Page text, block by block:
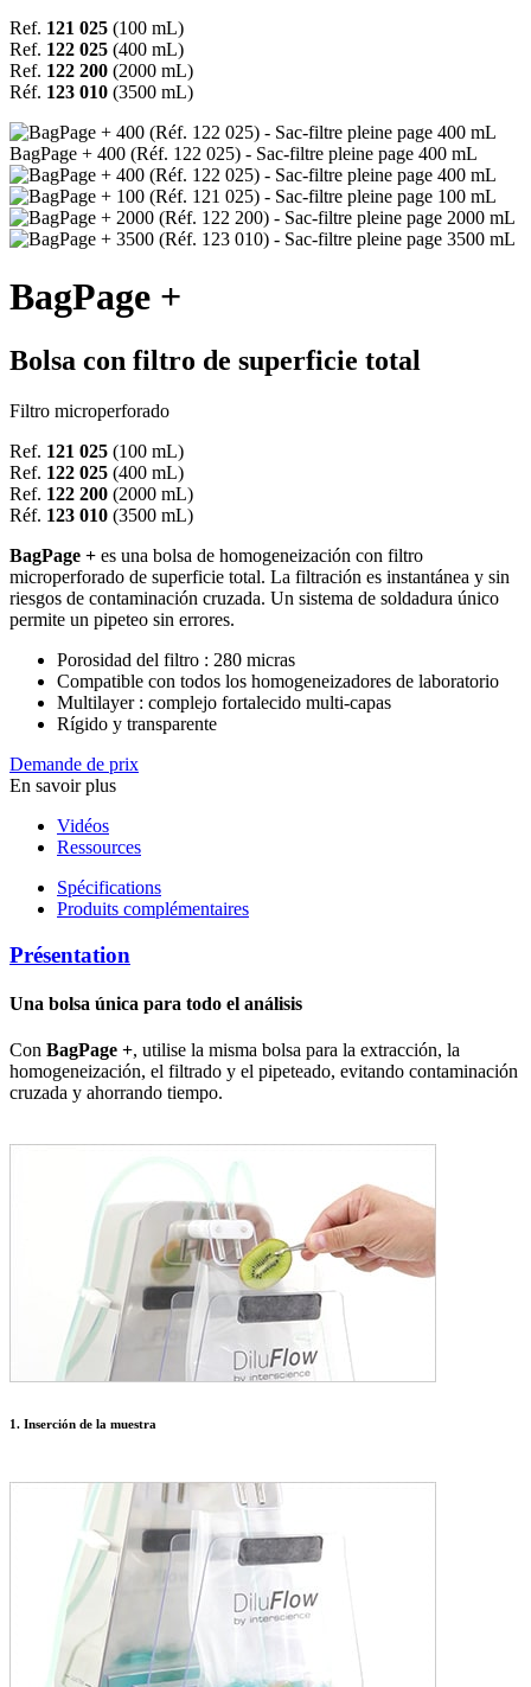
Ref. 121 025 (100 mL)
Ref. 122 025 (400 mL)
Ref. 122 200 (2000 mL)
Réf. 123 010 (3500 mL)
BagPage + 400 (Réf. 122 025) - Sac-filtre pleine page 400 mL
BagPage +
Bolsa con filtro de superficie total
Filtro microperforado
Ref. 121 025 (100 mL)
Ref. 122 025 (400 mL)
Ref. 122 200 (2000 mL)
Réf. 123 010 (3500 mL)
BagPage + es una bolsa de homogeneización con filtro
microperforado de superficie total. La filtración es instantánea y sin
riesgos de contaminación cruzada. Un sistema de soldadura único
permite un pipeteo sin errores.
Porosidad del filtro : 280 micras
Compatible con todos los homogeneizadores de laboratorio
Multilayer : complejo fortalecido multi-capas
Rígido y transparente
Demande de prix
En savoir plus
Vidéos
Ressources
Spécifications
Produits complémentaires
Présentation
Una bolsa única para todo el análisis
Con BagPage +, utilise la misma bolsa para la extracción, la
homogeneización, el filtrado y el pipeteado, evitando contaminación
cruzada y ahorrando tiempo.
1. Inserción de la muestra